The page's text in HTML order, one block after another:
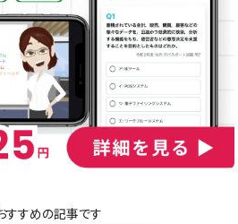
すすめの記事です